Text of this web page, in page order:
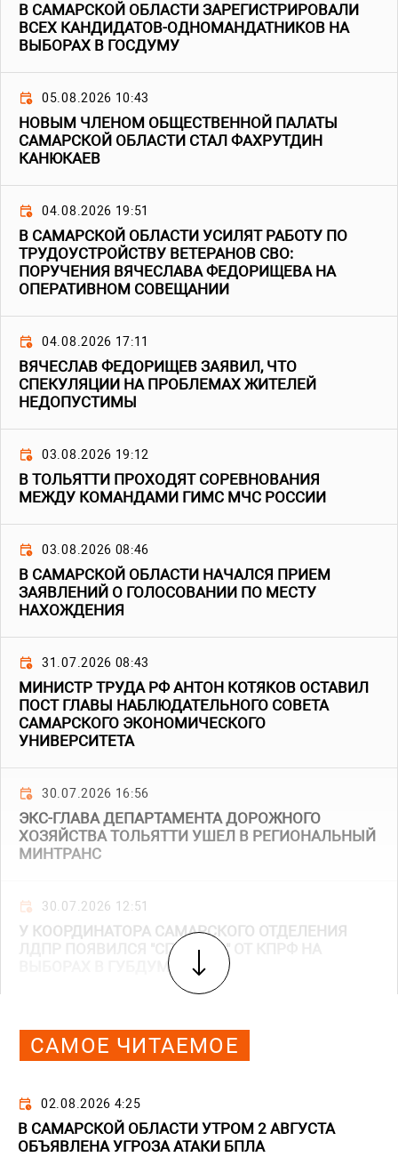
В САМАРСКОЙ ОБЛАСТИ ЗАРЕГИСТРИРОВАЛИ
ВСЕХ КАНДИДАТОВ-ОДНОМАНДАТНИКОВ НА
ВЫБОРАХ В ГОСДУМУ
05.08.2026 10:43
НОВЫМ ЧЛЕНОМ ОБЩЕСТВЕННОЙ ПАЛАТЫ
САМАРСКОЙ ОБЛАСТИ СТАЛ ФАХРУТДИН
КАНЮКАЕВ
04.08.2026 19:51
В САМАРСКОЙ ОБЛАСТИ УСИЛЯТ РАБОТУ ПО
ТРУДОУСТРОЙСТВУ ВЕТЕРАНОВ СВО:
ПОРУЧЕНИЯ ВЯЧЕСЛАВА ФЕДОРИЩЕВА НА
ОПЕРАТИВНОМ СОВЕЩАНИИ
04.08.2026 17:11
ВЯЧЕСЛАВ ФЕДОРИЩЕВ ЗАЯВИЛ, ЧТО
СПЕКУЛЯЦИИ НА ПРОБЛЕМАХ ЖИТЕЛЕЙ
НЕДОПУСТИМЫ
03.08.2026 19:12
В ТОЛЬЯТТИ ПРОХОДЯТ СОРЕВНОВАНИЯ
МЕЖДУ КОМАНДАМИ ГИМС МЧС РОССИИ
03.08.2026 08:46
В САМАРСКОЙ ОБЛАСТИ НАЧАЛСЯ ПРИЕМ
ЗАЯВЛЕНИЙ О ГОЛОСОВАНИИ ПО МЕСТУ
НАХОЖДЕНИЯ
31.07.2026 08:43
МИНИСТР ТРУДА РФ АНТОН КОТЯКОВ ОСТАВИЛ
ПОСТ ГЛАВЫ НАБЛЮДАТЕЛЬНОГО СОВЕТА
САМАРСКОГО ЭКОНОМИЧЕСКОГО
УНИВЕРСИТЕТА
30.07.2026 16:56
ЭКС-ГЛАВА ДЕПАРТАМЕНТА ДОРОЖНОГО
ХОЗЯЙСТВА ТОЛЬЯТТИ УШЕЛ В РЕГИОНАЛЬНЫЙ
МИНТРАНС
30.07.2026 12:51
У КООРДИНАТОРА САМАРСКОГО ОТДЕЛЕНИЯ
ЛДПР ПОЯВИЛСЯ "СПОЙЛЕР" ОТ КПРФ НА
ВЫБОРАХ В ГУБДУМУ
САМОЕ ЧИТАЕМОЕ
02.08.2026 4:25
В САМАРСКОЙ ОБЛАСТИ УТРОМ 2 АВГУСТА
ОБЪЯВЛЕНА УГРОЗА АТАКИ БПЛА